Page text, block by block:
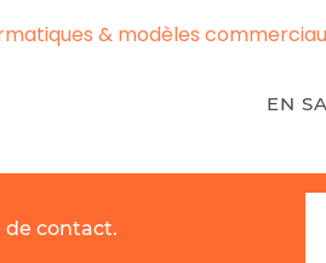
& modèles
EN
de contact.